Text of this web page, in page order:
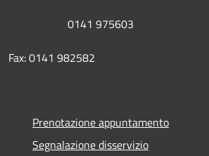
0141 975603
Fax: 0141 982582
Prenotazione appuntamento
Segnalazione disservizio